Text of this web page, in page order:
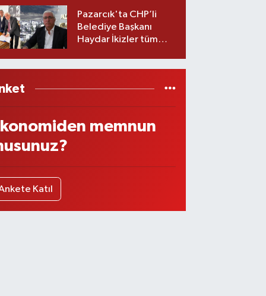
görev değişikliği!
Pazarcık'ta CHP’li
Belediye Başkanı
Haydar İkizler tüm
memnun
Katıl